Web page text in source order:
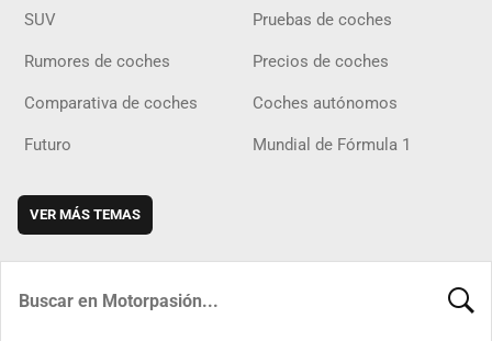
SUV Pruebas de coches
Rumores de coches Precios de coches
Comparativa de coches Coches autónomos
Futuro Mundial de Fórmula 1
VER MÁS TEMAS